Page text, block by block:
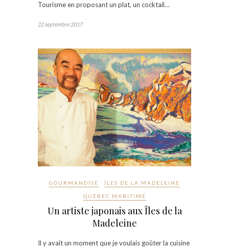
Tourisme en proposant un plat, un cocktail…
22 septembre 2017
GOURMANDISE ÎLES DE LA MADELEINE
QUÉBEC MARITIME
Un artiste japonais aux Îles de la
Madeleine
Il y avait un moment que je voulais goûter la cuisine